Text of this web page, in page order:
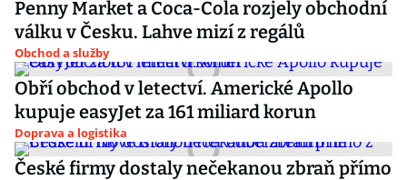
Penny Market a Coca-Cola rozjely obchodní
válku v Česku. Lahve mizí z regálů
Obchod a služby
Obří obchod v letectví. Americké Apollo
kupuje easyJet za 161 miliard korun
Doprava a logistika
České firmy dostaly nečekanou zbraň přímo